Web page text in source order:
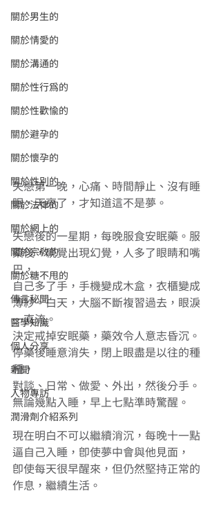
關於男生的
關於情愛的
關於溝通的
關於性行為的
關於性歡愉的
關於避孕的
關於懷孕的
關於性別的
關於法律的
關於網上的
關於宗教的
關於糖不甩的
傳言秘聞
醫學知識
個人分享
新聞
人物專訪
潤滑劑介紹系列
失戀第一晚，心痛、時間靜止、沒有睡
眠，天亮了，才知道這不是夢。
失戀後的一星期，每晚服食安眠藥。服
藥後，視覺出現幻覺，人多了眼睛和嘴
巴，
自己多了手，手機變成木盒，衣櫃變成
薄紗。白天，大腦不斷複習過去，眼淚
一直流。
決定戒掉安眠藥，藥效令人意志昏沉。
停藥後睡意消失，閉上眼盡是以往的種
種，
對談、日常、做愛、外出，然後分手。
無論幾點入睡，早上七點準時驚醒。
現在明白不可以繼續消沉，每晚十一點
逼自己入睡，即使夢中會與他見面，
即使每天很早醒來，但仍然堅持正常的
作息，繼續生活。